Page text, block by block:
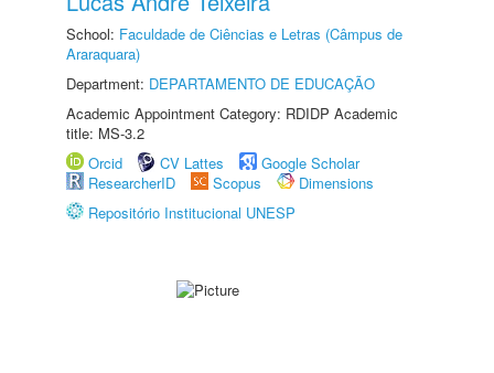
School: Faculdade de Ciências e Letras (Câmpus de
Araraquara)
Department: DEPARTAMENTO DE EDUCAÇÃO
Academic Appointment Category: RDIDP Academic
title: MS-3.2
Orcid
CV Lattes
Google Scholar
ResearcherID
Scopus
Dimensions
Repositório Institucional UNESP